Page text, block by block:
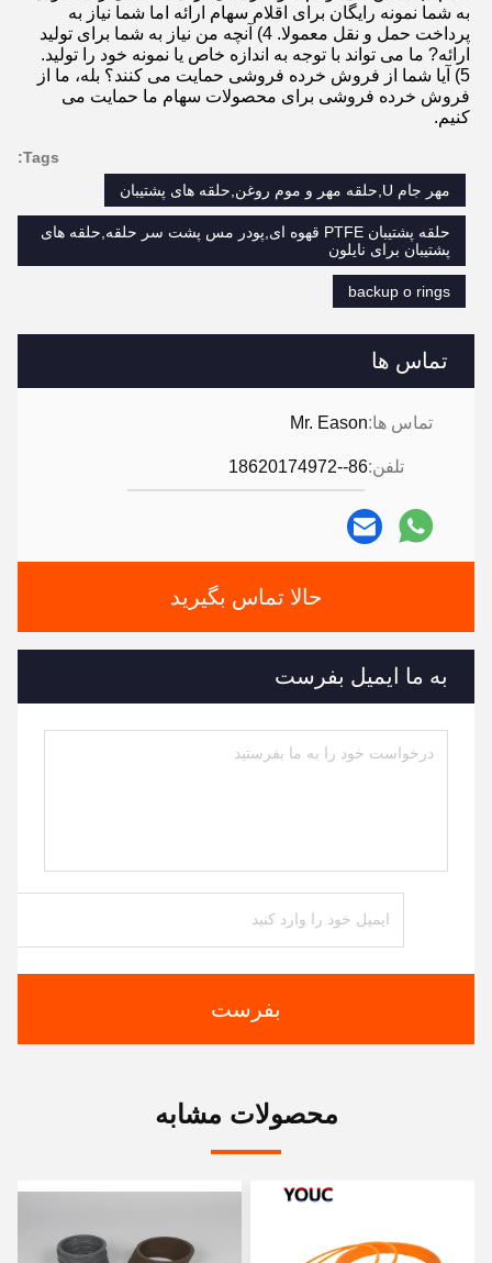
تماس ها
تماس ها:Mr. Eason
تلفن:86--18620174972
حالا تماس بگیرید
به ما ایمیل بفرست
بفرست
کنیم.
Tags:
مهر جام U,حلقه مهر و موم روغن,حلقه های پشتیبان
حلقه پشتیبان PTFE قهوه ای,پودر مس پشت سر حلقه,حلقه های
پشتیبان برای نایلون
backup o rings
محصولات مشابه